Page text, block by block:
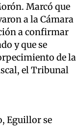
Marcó que
a la Cámara
a confirmar
y que se
de la
el Tribunal
Eguillor se